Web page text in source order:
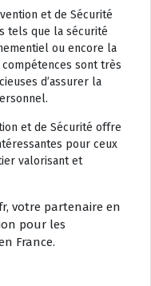
et de Sécurité
tels que la sécurité
ou encore la
sont très
d’assurer la
et de Sécurité offre
pour ceux
valorisant et
votre partenaire en
pour les
France.